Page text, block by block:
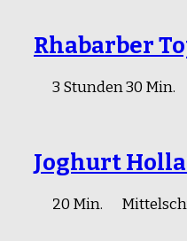
Rhabarber
3 Stunden 30 Min.
Joghurt
20 Min.